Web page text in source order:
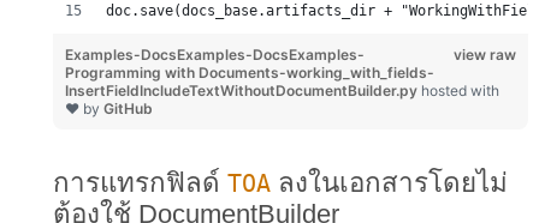
doc.save(docs_base.artifacts_dir +
view raw
Examples-DocsExamples-DocsExamples-
Programming with Documents-working_with_fields-
InsertFieldIncludeTextWithoutDocumentBuilder.py hosted with
❤ by GitHub
การแทรกฟิลด์ TOAลงในเอกสารโดยไม่
ต้องใช้ DocumentBuilder